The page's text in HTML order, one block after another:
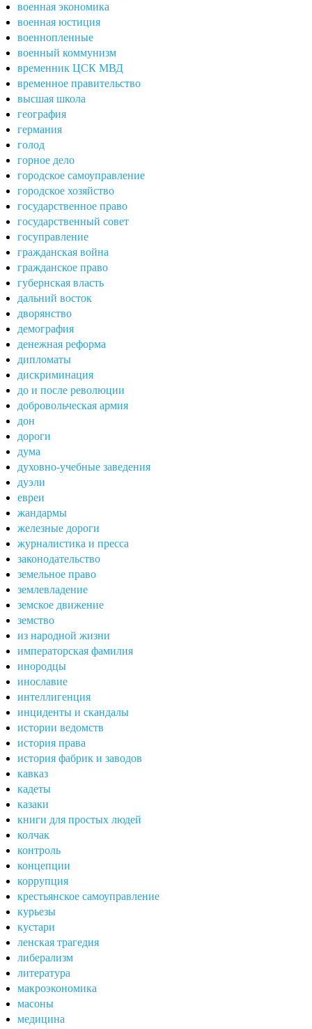
военная экономика
военная юстиция
военнопленные
военный коммунизм
временник ЦСК МВД
временное правительство
высшая школа
география
германия
голод
горное дело
городское самоуправление
городское хозяйство
государственное право
государственный совет
госуправление
гражданская война
гражданское право
губернская власть
дальний восток
дворянство
демография
денежная реформа
дипломаты
дискриминация
до и после революции
добровольческая армия
дон
дороги
дума
духовно-учебные заведения
дуэли
евреи
жандармы
железные дороги
журналистика и пресса
законодательство
земельное право
землевладение
земское движение
земство
из народной жизни
императорская фамилия
инородцы
инославие
интеллигенция
инциденты и скандалы
истории ведомств
история права
история фабрик и заводов
кавказ
кадеты
казаки
книги для простых людей
колчак
контроль
концепции
коррупция
крестьянское самоуправление
курьезы
кустари
ленская трагедия
либерализм
литература
макроэкономика
масоны
медицина